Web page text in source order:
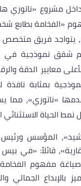
مشروع «ناتوزي
«الفخامة بطابع
يتواجد فريق متخصص
شقق نموذجية في
بأعلى معايير الدقة
بمثابة نافذة
«ناتوزي»، مما
الحياة
المؤسس
قائلاً: «في بيس
صياغة مفهوم
بالإبداع الجمالي